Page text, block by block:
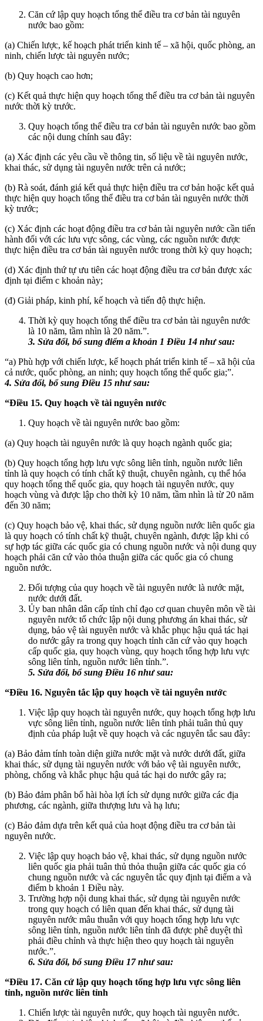
Căn cứ lập quy hoạch tổng thể điều tra cơ bản tài nguyên
nước bao gồm:
(a) Chiến lược, kế hoạch phát triển kinh tế – xã hội, quốc phòng, an
ninh, chiến lược tài nguyên nước;
(b) Quy hoạch cao hơn;
(c) Kết quả thực hiện quy hoạch tổng thể điều tra cơ bản tài nguyên
nước thời kỳ trước.
Quy hoạch tổng thể điều tra cơ bản tài nguyên nước bao gồm
các nội dung chính sau đây:
(a) Xác định các yêu cầu về thông tin, số liệu về tài nguyên nước,
khai thác, sử dụng tài nguyên nước trên cả nước;
(b) Rà soát, đánh giá kết quả thực hiện điều tra cơ bản hoặc kết quả
thực hiện quy hoạch tổng thể điều tra cơ bản tài nguyên nước thời
kỳ trước;
(c) Xác định các hoạt động điều tra cơ bản tài nguyên nước cần tiến
hành đối với các lưu vực sông, các vùng, các nguồn nước được
thực hiện điều tra cơ bản tài nguyên nước trong thời kỳ quy hoạch;
(d) Xác định thứ tự ưu tiên các hoạt động điều tra cơ bản được xác
định tại điểm c khoản này;
(đ) Giải pháp, kinh phí, kế hoạch và tiến độ thực hiện.
Thời kỳ quy hoạch tổng thể điều tra cơ bản tài nguyên nước
là 10 năm, tầm nhìn là 20 năm.”.
3. Sửa đổi, bổ sung điểm a khoản 1 Điều 14 như sau:
“a) Phù hợp với chiến lược, kế hoạch phát triển kinh tế – xã hội của
cả nước, quốc phòng, an ninh; quy hoạch tổng thể quốc gia;”.
4. Sửa đổi, bổ sung Điều 15 như sau:
“Điều 15. Quy hoạch về tài nguyên nước
Quy hoạch về tài nguyên nước bao gồm:
(a) Quy hoạch tài nguyên nước là quy hoạch ngành quốc gia;
(b) Quy hoạch tổng hợp lưu vực sông liên tỉnh, nguồn nước liên
tỉnh là quy hoạch có tính chất kỹ thuật, chuyên ngành, cụ thể hóa
quy hoạch tổng thể quốc gia, quy hoạch tài nguyên nước, quy
hoạch vùng và được lập cho thời kỳ 10 năm, tầm nhìn là từ 20 năm
đến 30 năm;
(c) Quy hoạch bảo vệ, khai thác, sử dụng nguồn nước liên quốc gia
là quy hoạch có tính chất kỹ thuật, chuyên ngành, được lập khi có
sự hợp tác giữa các quốc gia có chung nguồn nước và nội dung quy
hoạch phải căn cứ vào thỏa thuận giữa các quốc gia có chung
nguồn nước.
Đối tượng của quy hoạch về tài nguyên nước là nước mặt,
nước dưới đất.
Ủy ban nhân dân cấp tỉnh chỉ đạo cơ quan chuyên môn về tài
nguyên nước tổ chức lập nội dung phương án khai thác, sử
dụng, bảo vệ tài nguyên nước và khắc phục hậu quả tác hại
do nước gây ra trong quy hoạch tỉnh căn cứ vào quy hoạch
cấp quốc gia, quy hoạch vùng, quy hoạch tổng hợp lưu vực
sông liên tỉnh, nguồn nước liên tỉnh.”.
5. Sửa đổi, bổ sung Điều 16 như sau:
“Điều 16. Nguyên tắc lập quy hoạch về tài nguyên nước
Việc lập quy hoạch tài nguyên nước, quy hoạch tổng hợp lưu
vực sông liên tỉnh, nguồn nước liên tỉnh phải tuân thủ quy
định của pháp luật về quy hoạch và các nguyên tắc sau đây:
(a) Bảo đảm tính toàn diện giữa nước mặt và nước dưới đất, giữa
khai thác, sử dụng tài nguyên nước với bảo vệ tài nguyên nước,
phòng, chống và khắc phục hậu quả tác hại do nước gây ra;
(b) Bảo đảm phân bổ hài hòa lợi ích sử dụng nước giữa các địa
phương, các ngành, giữa thượng lưu và hạ lưu;
(c) Bảo đảm dựa trên kết quả của hoạt động điều tra cơ bản tài
nguyên nước.
Việc lập quy hoạch bảo vệ, khai thác, sử dụng nguồn nước
liên quốc gia phải tuân thủ thỏa thuận giữa các quốc gia có
chung nguồn nước và các nguyên tắc quy định tại điểm a và
điểm b khoản 1 Điều này.
Trường hợp nội dung khai thác, sử dụng tài nguyên nước
trong quy hoạch có liên quan đến khai thác, sử dụng tài
nguyên nước mâu thuẫn với quy hoạch tổng hợp lưu vực
sông liên tỉnh, nguồn nước liên tỉnh đã được phê duyệt thì
phải điều chỉnh và thực hiện theo quy hoạch tài nguyên
nước.”.
6. Sửa đổi, bổ sung Điều 17 như sau:
“Điều 17. Căn cứ lập quy hoạch tổng hợp lưu vực sông liên
tỉnh, nguồn nước liên tỉnh
Chiến lược tài nguyên nước, quy hoạch tài nguyên nước.